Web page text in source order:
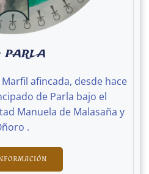
PARLA
afincada, desde hace
de Parla bajo el
Manuela de Malasaña y
.